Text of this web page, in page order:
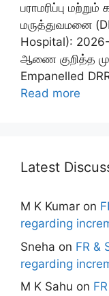
பராமரிப்பு
மருத்துவமனை
Hospital):
ஆணை குறித்த
Empanelled
Read more
Latest
M K Kumar on
regarding
Sneha on FR &
regarding
M K Sahu on